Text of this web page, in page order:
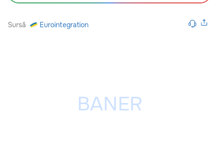
Sursă Eurointegration